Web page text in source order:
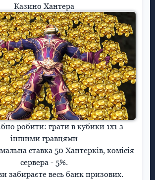
Казино Хантера
робити: грати в кубики 1х1 з
іншими гравцями
ставка 50 Хантерків, комісія
сервера - 5%.
забираєте весь банк призових.